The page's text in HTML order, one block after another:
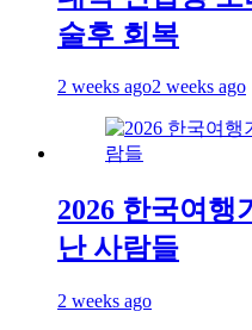
술후 회복
2 weeks ago2 weeks ago
2026 한국여행
난 사람들
2 weeks ago